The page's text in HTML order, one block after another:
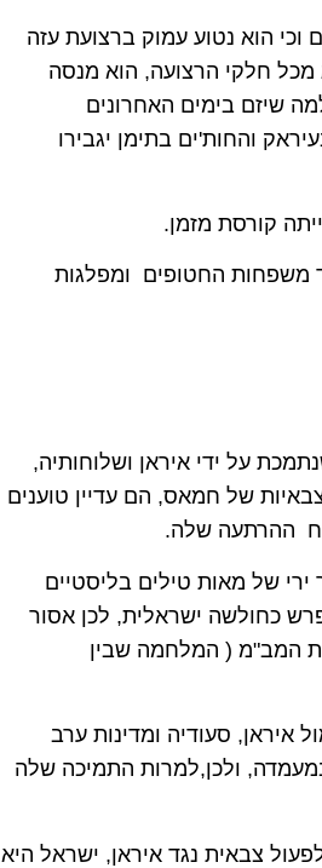
וכי הוא נטוע עמוק ברצועת עזה
חלקי הרצועה, הוא מנסה
שיזם בימים האחרונים
והחות'ים בתימן יגבירו
קורסת מזמן.
משפחות החטופים ומפלגות
על ידי איראן ושלוחותיה,
של חמאס, הם עדיין טוענים
ההרתעה שלה.
של מאות טילים בליסטיים
כחולשה ישראלית, לכן אסור
המב"מ ( המלחמה שבין
איראן, סעודיה ומדינות ערב
ולכן,למרות התמיכה שלה
צבאית נגד איראן, ישראל היא